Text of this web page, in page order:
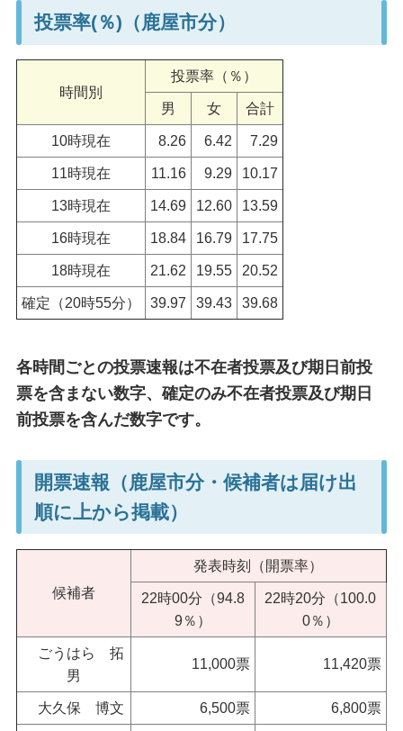
投票率(％)（鹿屋市分）
時間別
投票率（％）
男 女 合計
10時現在 8.26 6.42 7.29
11時現在 11.16 9.29 10.17
13時現在 14.69 12.60 13.59
16時現在 18.84 16.79 17.75
18時現在 21.62 19.55 20.52
確定（20時55分） 39.97 39.43 39.68
各時間ごとの投票速報は不在者投票及び期日前投
票を含まない数字、確定のみ不在者投票及び期日
前投票を含んだ数字です。
開票速報（鹿屋市分・候補者は届け出
順に上から掲載）
候補者
発表時刻（開票率）
22時00分（94.8
9％）
22時20分（100.0
0％）
ごうはら 拓
男
11,000票 11,420票
大久保 博文 6,500票 6,800票